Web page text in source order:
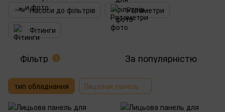
Насоси до фільтрів
Ротаметри
Фітинги
Фільтр 1 За популярністю
тип обладнання Лицевая панель